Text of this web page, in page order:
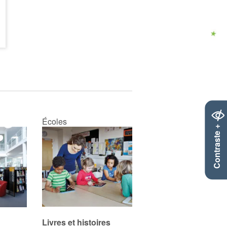
Contraste +
Écoles
Livres et histoires